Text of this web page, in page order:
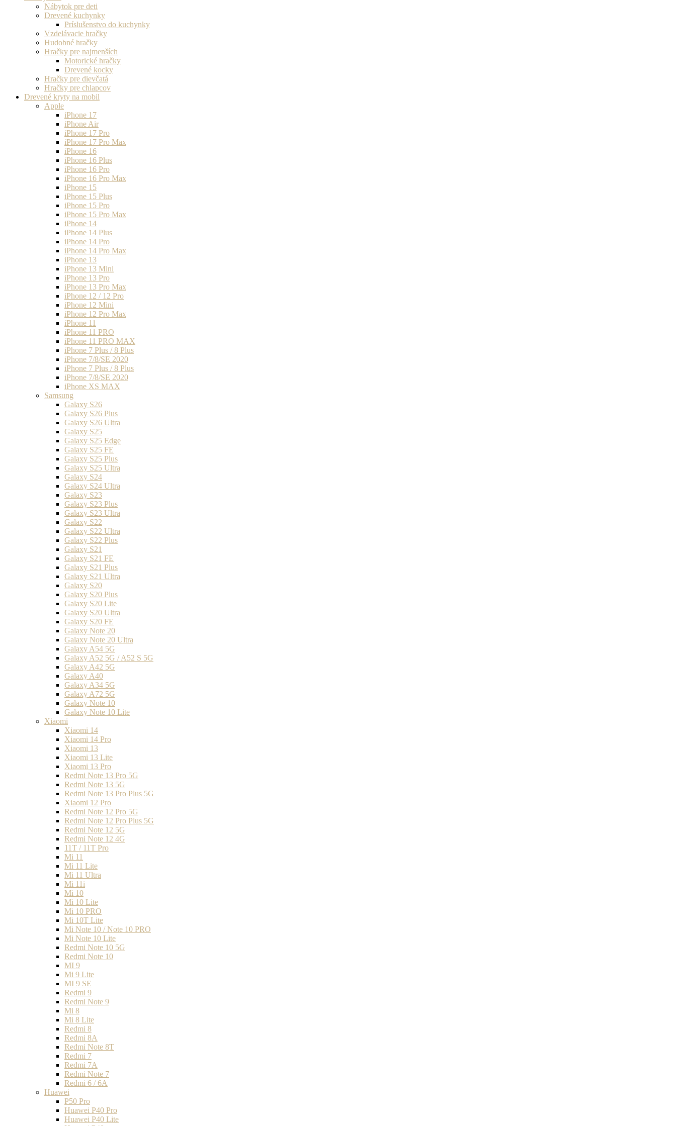
Nábytok pre deti
Drevené kuchynky
Príslušenstvo do kuchynky
Vzdelávacie hračky
Hudobné hračky
Hračky pre najmenších
Motorické hračky
Drevené kocky
Hračky pre dievčatá
Hračky pre chlapcov
Drevené kryty na mobil
Apple
iPhone 17
iPhone Air
iPhone 17 Pro
iPhone 17 Pro Max
iPhone 16
iPhone 16 Plus
iPhone 16 Pro
iPhone 16 Pro Max
iPhone 15
iPhone 15 Plus
iPhone 15 Pro
iPhone 15 Pro Max
iPhone 14
iPhone 14 Plus
iPhone 14 Pro
iPhone 14 Pro Max
iPhone 13
iPhone 13 Mini
iPhone 13 Pro
iPhone 13 Pro Max
iPhone 12 / 12 Pro
iPhone 12 Mini
iPhone 12 Pro Max
iPhone 11
iPhone 11 PRO
iPhone 11 PRO MAX
iPhone 7 Plus / 8 Plus
iPhone 7/8/SE 2020
iPhone 7 Plus / 8 Plus
iPhone 7/8/SE 2020
iPhone XS MAX
Samsung
Galaxy S26
Galaxy S26 Plus
Galaxy S26 Ultra
Galaxy S25
Galaxy S25 Edge
Galaxy S25 FE
Galaxy S25 Plus
Galaxy S25 Ultra
Galaxy S24
Galaxy S24 Ultra
Galaxy S23
Galaxy S23 Plus
Galaxy S23 Ultra
Galaxy S22
Galaxy S22 Ultra
Galaxy S22 Plus
Galaxy S21
Galaxy S21 FE
Galaxy S21 Plus
Galaxy S21 Ultra
Galaxy S20
Galaxy S20 Plus
Galaxy S20 Lite
Galaxy S20 Ultra
Galaxy S20 FE
Galaxy Note 20
Galaxy Note 20 Ultra
Galaxy A54 5G
Galaxy A52 5G / A52 S 5G
Galaxy A42 5G
Galaxy A40
Galaxy A34 5G
Galaxy A72 5G
Galaxy Note 10
Galaxy Note 10 Lite
Xiaomi
Xiaomi 14
Xiaomi 14 Pro
Xiaomi 13
Xiaomi 13 Lite
Xiaomi 13 Pro
Redmi Note 13 Pro 5G
Redmi Note 13 5G
Redmi Note 13 Pro Plus 5G
Xiaomi 12 Pro
Redmi Note 12 Pro 5G
Redmi Note 12 Pro Plus 5G
Redmi Note 12 5G
Redmi Note 12 4G
11T / 11T Pro
Mi 11
Mi 11 Lite
Mi 11 Ultra
Mi 11i
Mi 10
Mi 10 Lite
Mi 10 PRO
Mi 10T Lite
Mi Note 10 / Note 10 PRO
Mi Note 10 Lite
Redmi Note 10 5G
Redmi Note 10
MI 9
Mi 9 Lite
MI 9 SE
Redmi 9
Redmi Note 9
Mi 8
Mi 8 Lite
Redmi 8
Redmi 8A
Redmi Note 8T
Redmi 7
Redmi 7A
Redmi Note 7
Redmi 6 / 6A
Huawei
P50 Pro
Huawei P40 Pro
Huawei P40 Lite